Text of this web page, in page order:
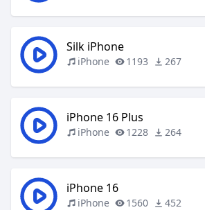
Silk iPhone
iPhone 1193 267
iPhone 16 Plus
iPhone 1228 264
iPhone 16
iPhone 1560 452